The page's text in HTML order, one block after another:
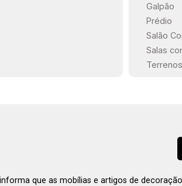
Galpão
Prédio
Salão
Salas
Terrenos
que as mobílias e artigos de